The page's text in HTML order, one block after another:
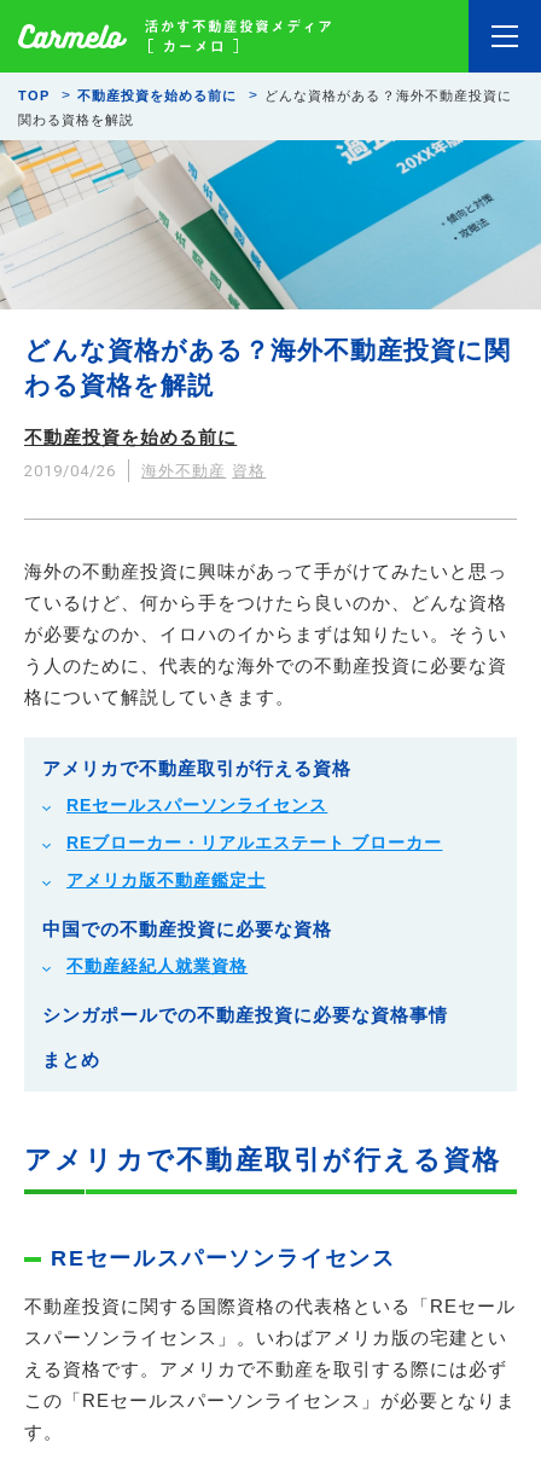
TOP 不動産投資を始める前に
どんな資格がある？海外不動産投資に
関わる資格を解説
どんな資格がある？海外不動産投資に関
わる資格を解説
不動産投資を始める前に
2019/04/26 海外不動産 資格
海外の不動産投資に興味があって手がけてみたいと思っ
ているけど、何から手をつけたら良いのか、どんな資格
が必要なのか、イロハのイからまずは知りたい。そうい
う人のために、代表的な海外での不動産投資に必要な資
格について解説していきます。
アメリカで不動産取引が行える資格
REセールスパーソンライセンス
REブローカー・リアルエステート ブローカー
アメリカ版不動産鑑定士
中国での不動産投資に必要な資格
不動産経紀人就業資格
シンガポールでの不動産投資に必要な資格事情
まとめ
アメリカで不動産取引が行える資格
REセールスパーソンライセンス
不動産投資に関する国際資格の代表格といる「REセール
スパーソンライセンス」。いわばアメリカ版の宅建とい
える資格です。アメリカで不動産を取引する際には必ず
この「REセールスパーソンライセンス」が必要となりま
す。